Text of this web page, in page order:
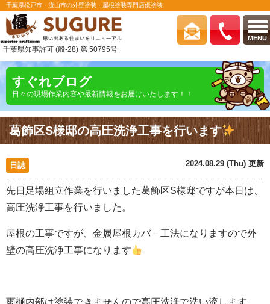
MENU
千葉県松戸市・流山市の外壁塗装・屋根塗装専門店優塗装
千葉県知事許可 (般-28) 第 50795号
すぐれブログ
日々の現場作業内容や最新情報をお届けいたします！！
葛飾区S様邸の高圧洗浄工事を行います
日誌 2024.08.29 (Thu) 更新
先日足場組立作業を行いました葛飾区S様邸ですが本日は、
高圧洗浄工事を行いました。
屋根の工事ですが、金属屋根カバ－工法になりますので外
壁の高圧洗浄工事になります